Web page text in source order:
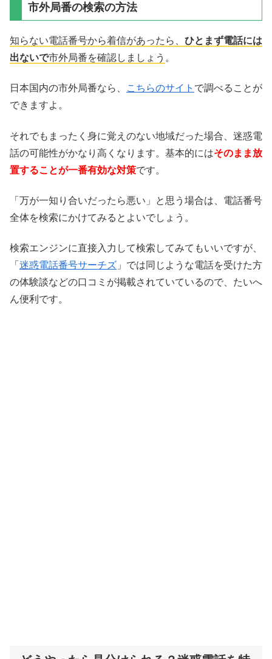
市外局番の検索の方法
知らない電話番号から着信があったら、 ひとまず電話には
出ないで市外局番を確認しましょう 。
日本国内の市外局番なら、 こちらのサイト で調べることが
できますよ。
それでもまったく身に覚えのない地域だった場合、迷惑電
話の可能性がかなり高くなります。基本的にはそのまま放
置することが一番有効な対策です。
「万が一知り合いだったら悪い」と思う場合は、電話番号
全体を検索にかけてみるとよいでしょう。
検索エンジンに直接入力して検索してみてもいいですが、
「 迷惑電話番号サーチズ 」では同じような電話を受けた方
の体験談などの口コミが掲載されていているので、たいへ
ん便利です。